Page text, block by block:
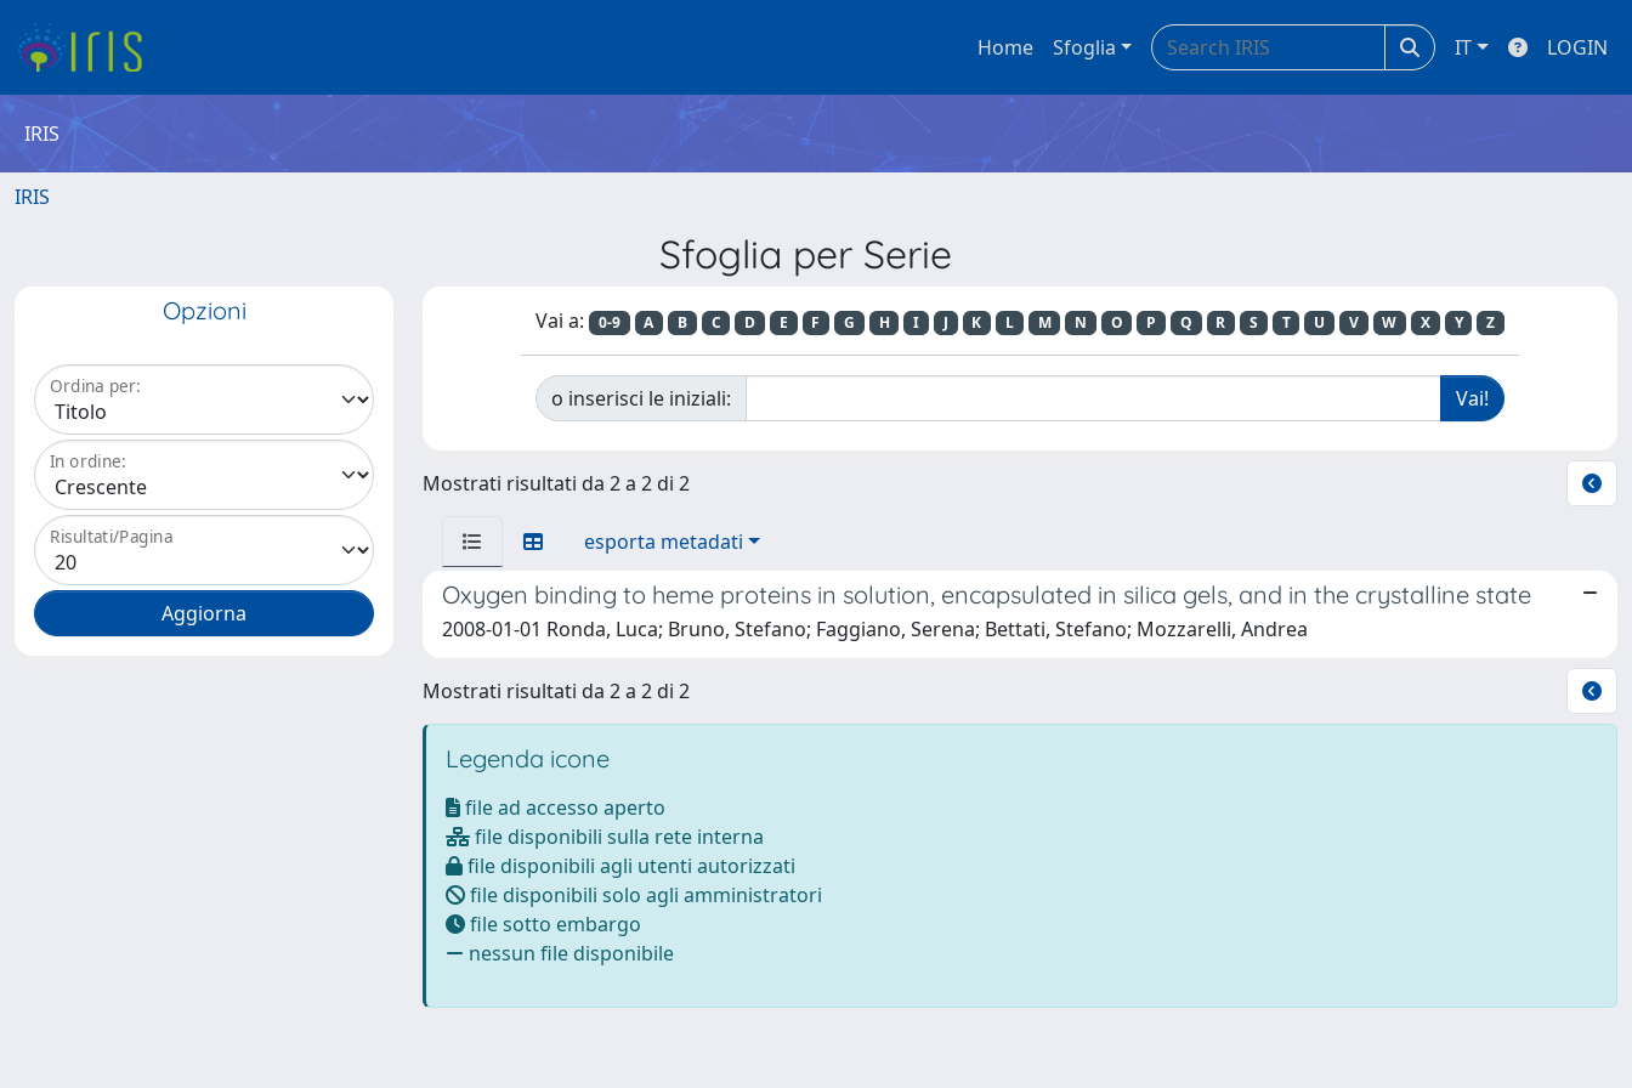
Home Sfoglia IT LOGIN
IRIS
IRIS
Sfoglia per Serie
Opzioni
Ordina per:
In ordine:
Risultati/Pagina
Vai a: 0-9 A B C D E F G H I J K L M N O P Q R S T U V W X Y Z
o inserisci le iniziali:
Mostrati risultati da 2 a 2 di 2
esporta metadati
Oxygen binding to heme proteins in solution, encapsulated in silica gels, and in the crystalline state
2008-01-01 Ronda, Luca; Bruno, Stefano; Faggiano, Serena; Bettati, Stefano; Mozzarelli, Andrea
Mostrati risultati da 2 a 2 di 2
Legenda icone
file ad accesso aperto
file disponibili sulla rete interna
file disponibili agli utenti autorizzati
file disponibili solo agli amministratori
file sotto embargo
nessun file disponibile